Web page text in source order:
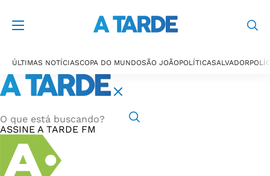
ÚLTIMAS NOTÍCIASCOPA DO MUNDOSÃO JOÃOPOLÍTICASALVADOR
ASSINE A TARDE FM